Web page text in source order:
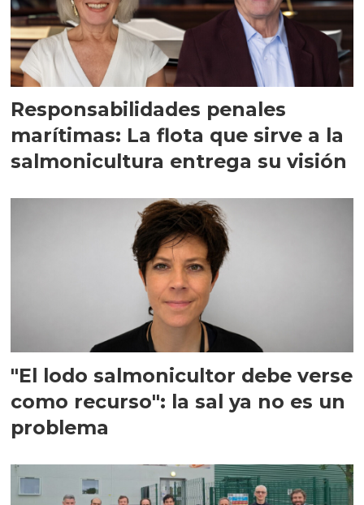
Responsabilidades penales
marítimas: La flota que sirve a la
salmonicultura entrega su visión
"El lodo salmonicultor debe verse
como recurso": la sal ya no es un
problema